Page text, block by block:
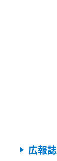
広報誌